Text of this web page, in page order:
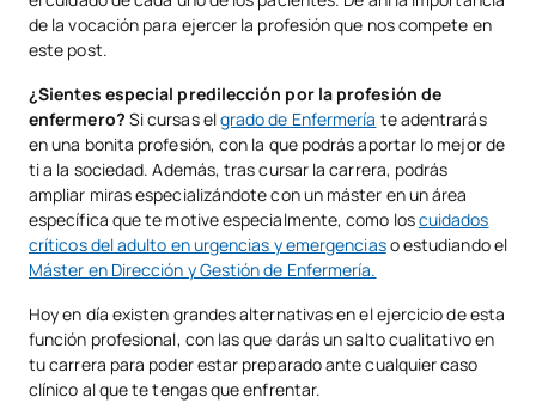
de la vocación para ejercer la profesión que nos compete en
este post.
¿Sientes especial predilección por la profesión de
enfermero? Si cursas elgrado de Enfermería te adentrarás
en una bonita profesión, con la que podrás aportar lo mejor de
ti a la sociedad. Además, tras cursar la carrera, podrás
ampliar miras especializándote con un máster en un área
específica que te motive especialmente, como loscuidados
críticos del adulto en urgencias y emergenciaso estudiando el
Máster en Dirección y Gestión de Enfermería.
Hoy en día existen grandes alternativas en el ejercicio de esta
función profesional, con las que darás un salto cualitativo en
tu carrera para poder estar preparado ante cualquier caso
clínico al que te tengas que enfrentar.